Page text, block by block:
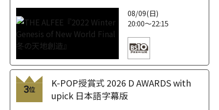
08/09(日)
20:00～22:15
3位
K-POP授賞式 2026 D AWARDS with
upick 日本語字幕版